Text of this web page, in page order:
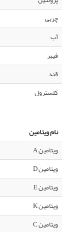
چربی
آب
فیبر
قند
کلسترول
نام ویتامین
ویتامین A
ویتامین D
ویتامین E
ویتامین K
ویتامین C